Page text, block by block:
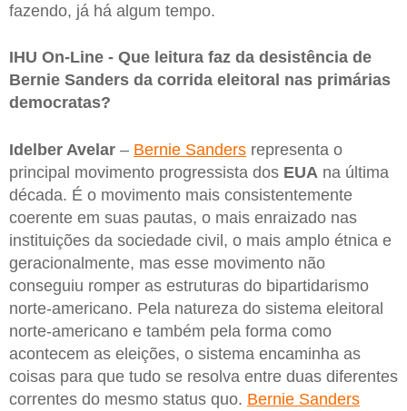
fazendo, já há algum tempo.
IHU On-Line - Que leitura faz da desistência de
Bernie Sanders da corrida eleitoral nas primárias
democratas?
Idelber Avelar – Bernie Sanders representa o
principal movimento progressista dos EUA na última
década. É o movimento mais consistentemente
coerente em suas pautas, o mais enraizado nas
instituições da sociedade civil, o mais amplo étnica e
geracionalmente, mas esse movimento não
conseguiu romper as estruturas do bipartidarismo
norte-americano. Pela natureza do sistema eleitoral
norte-americano e também pela forma como
acontecem as eleições, o sistema encaminha as
coisas para que tudo se resolva entre duas diferentes
correntes do mesmo status quo. Bernie Sanders